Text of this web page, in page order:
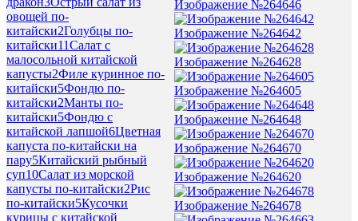
овощей по-
китайски2Голубцы по-
китайски11Салат с
малосольной китайской
капусты2Филе куринное по-
китайски5Фондю по-
китайски2Манты по-
китайски5Фондю с
китайской лапшой6Цветная
капуста по-китайски на
пару5Китайский рыбный
суп10Салат из морской
капусты по-китайски2Рис
по-китайски5Кусочки
курицы с китайской
Изображение №264646
Изображение №264642
Изображение №264628
Изображение №264605
Изображение №264648
Изображение №264670
Изображение №264620
Изображение №264678